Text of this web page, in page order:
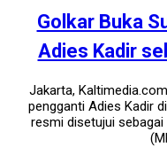
Golkar Buka
Adies Kadir
Jakarta,
pengganti Adies Kadir
resmi disetujui